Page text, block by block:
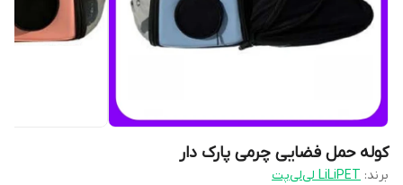
کوله حمل فضایی چرمی پارک دار
برند: LiLiPET لی‌لی‌پت